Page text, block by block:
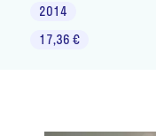
2014
17,36 €